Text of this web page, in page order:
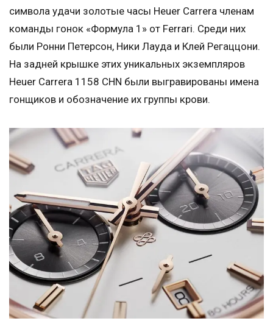
символа удачи золотые часы Heuer Carrera членам
команды гонок «Формула 1» от Ferrari. Среди них
были Ронни Петерсон, Ники Лауда и Клей Регаццони.
На задней крышке этих уникальных экземпляров
Heuer Carrera 1158 CHN были выгравированы имена
гонщиков и обозначение их группы крови.